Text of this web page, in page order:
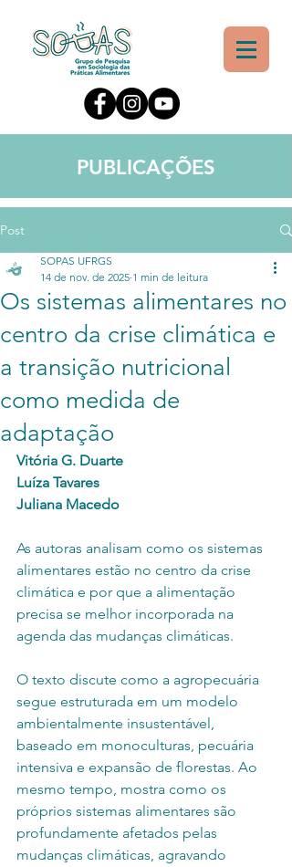
PUBLICAÇÕES
Post
Os sistemas alimentares no
centro da crise climática e
a transição nutricional
como medida de
adaptação
SOPAS UFRGS
14 de nov. de 2025 1 min de leitura
Vitória G. Duarte
Luíza Tavares
Juliana Macedo
As autoras analisam como os sistemas
alimentares estão no centro da crise
climática e por que a alimentação
precisa se melhor incorporada na
agenda das mudanças climáticas.
O texto discute como a agropecuária
segue estruturada em um modelo
ambientalmente insustentável,
baseado em monoculturas, pecuária
intensiva e expansão de florestas. Ao
mesmo tempo, mostra como os
próprios sistemas alimentares são
profundamente afetados pelas
mudanças climáticas, agravando